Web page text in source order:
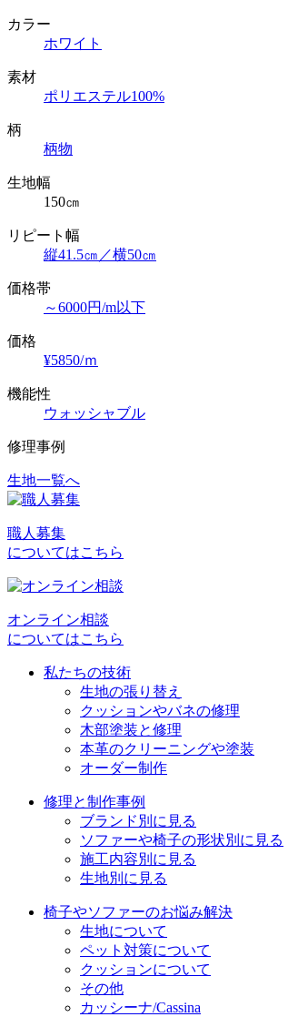
カラー
ホワイト
素材
ポリエステル100%
柄
柄物
生地幅
150㎝
リピート幅
縦41.5㎝／横50㎝
価格帯
～6000円/m以下
価格
¥5850/ｍ
機能性
ウォッシャブル
修理事例
投
ナ
ビ
ー
生地一覧へ
職人募集
についてはこちら
オンライン相談
についてはこちら
私たちの技術
生地の張り替え
クッションやバネの修理
木部塗装と修理
本革のクリーニングや塗装
オーダー制作
修理と制作事例
ブランド別に見る
ソファーや椅子の形状別に見る
施工内容別に見る
生地別に見る
椅子やソファーのお悩み解決
生地について
ペット対策について
クッションについて
その他
カッシーナ/Cassina